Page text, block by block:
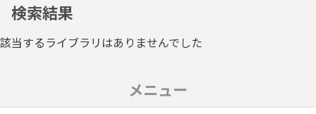
検索結果
該当するライブラリはありませんでした
メニュー